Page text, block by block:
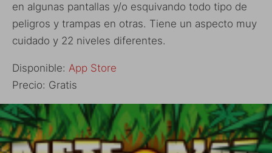
en algunas pantallas y/o esquivando todo tipo de
peligros y trampas en otras. Tiene un aspecto muy
cuidado y 22 niveles diferentes.
Disponible: App Store
Precio: Gratis